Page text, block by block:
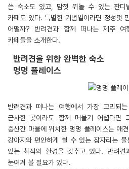
쓴 숙소도 있고, 맘껏 뛰놀 수 있는 잔디
카페도 있다. 특별한 기념일이라면 정성껏
어떨까? 반려견과 함께 떠나는 제주 여
카페들을 소개한다.
반려견을 위한 완벽한 숙소
멍멍 플레이스
반려견과 떠나는 여행에서 가장 고민되
근사한 곳이라도 함께 머물기 어렵다면
중산간 마을에 위치한 멍멍 플레이스는 애
강아지와 편안하게 쉴 수 있는 잠자리는
있는 최적의 환경을 갖추고 있다. 반려견
눈여겨 볼 필요가 있다.